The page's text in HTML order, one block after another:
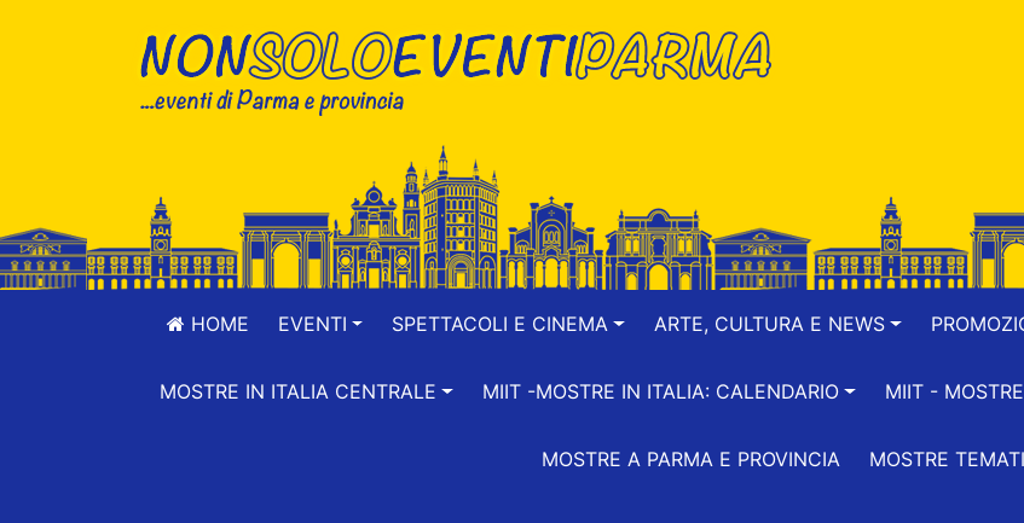
HOME EVENTI SPETTACOLI E CINEMA ARTE, CULTURA E NEWS
MOSTRE IN ITALIA CENTRALE MIIT -MOSTRE IN ITALIA: CALENDARIO MIIT -
MOSTRE A PARMA E PROVINCIA MOSTRE